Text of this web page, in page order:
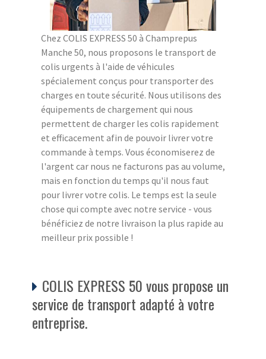
Chez COLIS EXPRESS 50 à Champrepus
Manche 50, nous proposons le transport de
colis urgents à l'aide de véhicules
spécialement conçus pour transporter des
charges en toute sécurité. Nous utilisons des
équipements de chargement qui nous
permettent de charger les colis rapidement
et efficacement afin de pouvoir livrer votre
commande à temps. Vous économiserez de
l'argent car nous ne facturons pas au volume,
mais en fonction du temps qu'il nous faut
pour livrer votre colis. Le temps est la seule
chose qui compte avec notre service - vous
bénéficiez de notre livraison la plus rapide au
meilleur prix possible !
COLIS EXPRESS 50 vous propose un
service de transport adapté à votre
entreprise.